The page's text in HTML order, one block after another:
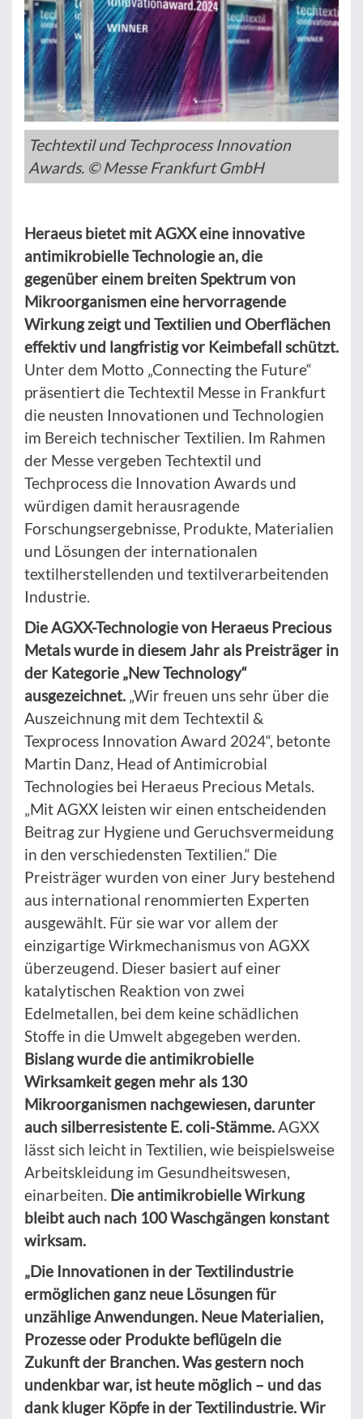
Techtextil und Techprocess Innovation
Awards. © Messe Frankfurt GmbH
Heraeus bietet mit AGXX eine innovative
antimikrobielle Technologie an, die
gegenüber einem breiten Spektrum von
Mikroorganismen eine hervorragende
Wirkung zeigt und Textilien und Oberflächen
effektiv und langfristig vor Keimbefall schützt.
Unter dem Motto „Connecting the Future“
präsentiert die Techtextil Messe in Frankfurt
die neusten Innovationen und Technologien
im Bereich technischer Textilien. Im Rahmen
der Messe vergeben Techtextil und
Techprocess die Innovation Awards und
würdigen damit herausragende
Forschungsergebnisse, Produkte, Materialien
und Lösungen der internationalen
textilherstellenden und textilverarbeitenden
Industrie.
Die AGXX-Technologie von Heraeus Precious
Metals wurde in diesem Jahr als Preisträger in
der Kategorie „New Technology“
ausgezeichnet. „Wir freuen uns sehr über die
Auszeichnung mit dem Techtextil &
Texprocess Innovation Award 2024“, betonte
Martin Danz, Head of Antimicrobial
Technologies bei Heraeus Precious Metals.
„Mit AGXX leisten wir einen entscheidenden
Beitrag zur Hygiene und Geruchsvermeidung
in den verschiedensten Textilien.“ Die
Preisträger wurden von einer Jury bestehend
aus international renommierten Experten
ausgewählt. Für sie war vor allem der
einzigartige Wirkmechanismus von AGXX
überzeugend. Dieser basiert auf einer
katalytischen Reaktion von zwei
Edelmetallen, bei dem keine schädlichen
Stoffe in die Umwelt abgegeben werden.
Bislang wurde die antimikrobielle
Wirksamkeit gegen mehr als 130
Mikroorganismen nachgewiesen, darunter
auch silberresistente E. coli-Stämme.AGXX
lässt sich leicht in Textilien, wie beispielsweise
Arbeitskleidung im Gesundheitswesen,
einarbeiten. Die antimikrobielle Wirkung
bleibt auch nach 100 Waschgängen konstant
wirksam.
„Die Innovationen in der Textilindustrie
ermöglichen ganz neue Lösungen für
unzählige Anwendungen. Neue Materialien,
Prozesse oder Produkte beflügeln die
Zukunft der Branchen. Was gestern noch
undenkbar war, ist heute möglich – und das
dank kluger Köpfe in der Textilindustrie. Wir